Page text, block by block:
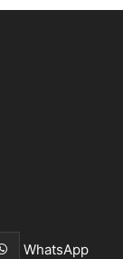
WhatsApp